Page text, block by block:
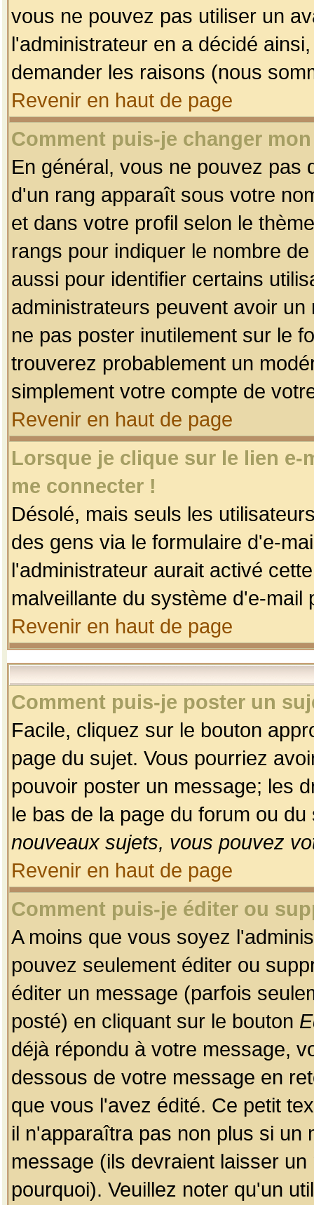
vous ne pouvez pas utiliser un
l'administrateur en a décidé
demander les raisons (nous
Revenir en haut de page
Comment puis-je changer
En général, vous ne pouvez pas
d'un rang apparaît sous votre
et dans votre profil selon le
rangs pour indiquer le nombre
aussi pour identifier certains
administrateurs peuvent avoir
ne pas poster inutilement sur le
trouverez probablement un
simplement votre compte de
Revenir en haut de page
Lorsque je clique sur le lien
me connecter !
Désolé, mais seuls les
des gens via le formulaire d'e-
l'administrateur aurait activé
malveillante du système d'e-
Revenir en haut de page
Comment puis-je poster un
Facile, cliquez sur le bouton
page du sujet. Vous pourriez
pouvoir poster un message; les
le bas de la page du forum ou
nouveaux sujets, vous pouvez
Revenir en haut de page
Comment puis-je éditer ou
A moins que vous soyez
pouvez seulement éditer ou
éditer un message (parfois
posté) en cliquant sur le bouton
déjà répondu à votre message,
dessous de votre message en
que vous l'avez édité. Ce petit
il n'apparaîtra pas non plus si un
message (ils devraient laisser
pourquoi). Veuillez noter qu'un